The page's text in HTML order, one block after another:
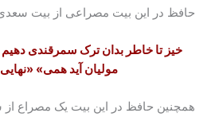
حافظ در این بیت مصراعی از بیت
خیز تا خاطر بدان ترک سمرقندی
مولیان آید همی» «نهایی
همچنین حافظ در این بیت یک مصراع